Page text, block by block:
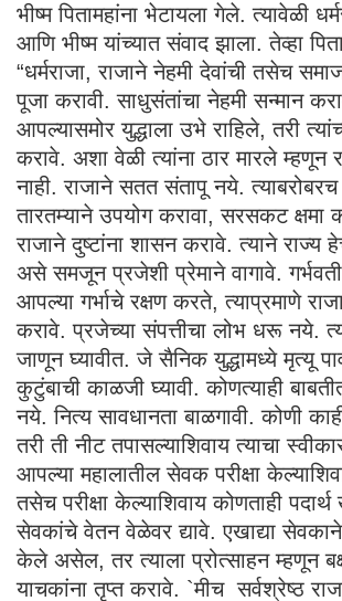
भीष्म पितामहांना भेटायला गेले. त्यावेळी
आणि भीष्म यांच्यात संवाद झाला. तेव्हा
“धर्मराजा, राजाने नेहमी देवांची तसेच
पूजा करावी. साधुसंतांचा नेहमी सन्मान
आपल्यासमोर युद्धाला उभे राहिले, तरी
करावे. अशा वेळी त्यांना ठार मारले म्हणून
नाही. राजाने सतत संतापू नये. त्याबरोबरच
तारतम्याने उपयोग करावा, सरसकट क्षमा
राजाने दुष्टांना शासन करावे. त्याने
असे समजून प्रजेशी प्रेमाने वागावे. गर्भवती
आपल्या गर्भाचे रक्षण करते, त्याप्रमाणे
करावे. प्रजेच्या संपत्तीचा लोभ धरू नये.
जाणून घ्यावीत. जे सैनिक युद्धामध्ये मृत्यू
कुटुंबाची काळजी घ्यावी. कोणत्याही
नये. नित्य सावधानता बाळगावी. कोणी
तरी ती नीट तपासल्याशिवाय त्याचा
आपल्या महालातील सेवक परीक्षा
तसेच परीक्षा केल्याशिवाय कोणताही
सेवकांचे वेतन वेळेवर द्यावे. एखाद्या
केले असेल, तर त्याला प्रोत्साहन म्हणून
याचकांना तृप्त करावे. `मीच सर्वश्रेष्ठ